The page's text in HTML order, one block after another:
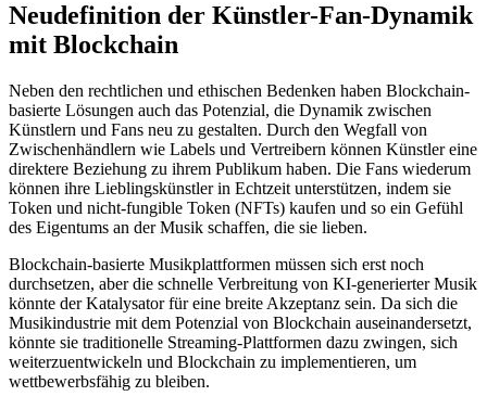
Neudefinition der Künstler-Fan-Dynamik
mit Blockchain
Neben den rechtlichen und ethischen Bedenken haben Blockchain-
basierte Lösungen auch das Potenzial, die Dynamik zwischen
Künstlern und Fans neu zu gestalten. Durch den Wegfall von
Zwischenhändlern wie Labels und Vertreibern können Künstler eine
direktere Beziehung zu ihrem Publikum haben. Die Fans wiederum
können ihre Lieblingskünstler in Echtzeit unterstützen, indem sie
Token und nicht-fungible Token (NFTs) kaufen und so ein Gefühl
des Eigentums an der Musik schaffen, die sie lieben.
Blockchain-basierte Musikplattformen müssen sich erst noch
durchsetzen, aber die schnelle Verbreitung von KI-generierter Musik
könnte der Katalysator für eine breite Akzeptanz sein. Da sich die
Musikindustrie mit dem Potenzial von Blockchain auseinandersetzt,
könnte sie traditionelle Streaming-Plattformen dazu zwingen, sich
weiterzuentwickeln und Blockchain zu implementieren, um
wettbewerbsfähig zu bleiben.